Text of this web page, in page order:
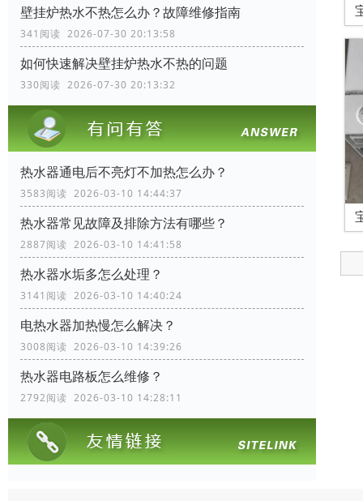
壁挂炉热水不热怎么办？故障维修指南
341阅读 2026-07-30 20:13:58
如何快速解决壁挂炉热水不热的问题
330阅读 2026-07-30 20:13:32
热水器通电后不亮灯不加热怎么办？
3583阅读 2026-03-10 14:44:37
热水器常见故障及排除方法有哪些？
2887阅读 2026-03-10 14:41:58
热水器水垢多怎么处理？
3141阅读 2026-03-10 14:40:24
电热水器加热慢怎么解决？
3008阅读 2026-03-10 14:39:26
热水器电路板怎么维修？
2792阅读 2026-03-10 14:28:11